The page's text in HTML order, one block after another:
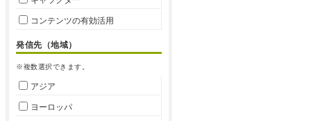
コンテンツの有効活用
発信先（地域）
※複数選択できます。
アジア
ヨーロッパ